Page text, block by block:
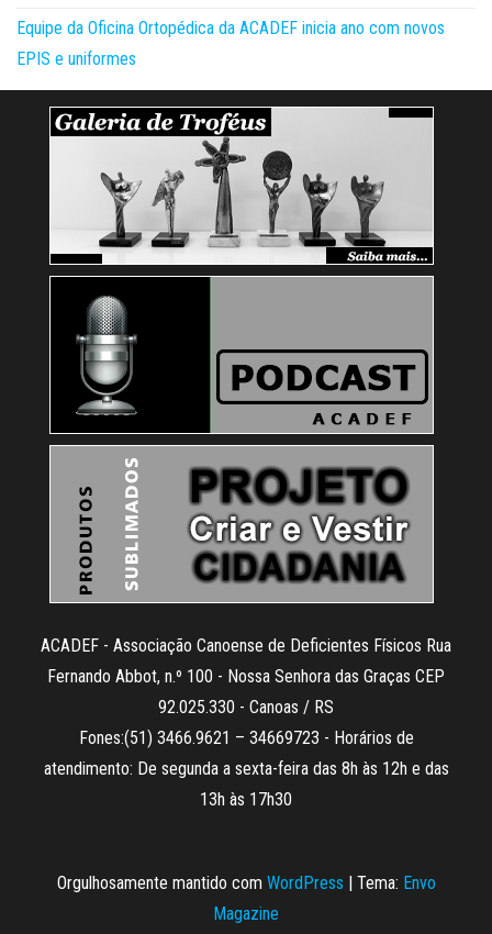
Equipe da Oficina Ortopédica da ACADEF inicia ano com novos
EPIS e uniformes
ACADEF - Associação Canoense de Deficientes Físicos Rua
Fernando Abbot, n.º 100 - Nossa Senhora das Graças CEP
92.025.330 - Canoas / RS
Fones:(51) 3466.9621 – 34669723 - Horários de
atendimento: De segunda a sexta-feira das 8h às 12h e das
13h às 17h30
Orgulhosamente mantido com WordPress | Tema: Envo
Magazine